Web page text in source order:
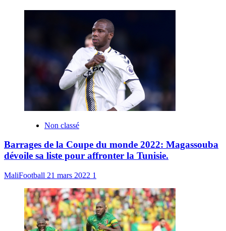
Non classé
Barrages de la Coupe du monde 2022: Magassouba
dévoile sa liste pour affronter la Tunisie.
MaliFootball 21 mars 2022 1